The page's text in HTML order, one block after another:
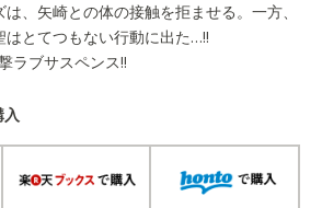
、矢崎との体の接触を拒ませる。一方、
とてつもない行動に出た…!!
ラブサスペンス!!